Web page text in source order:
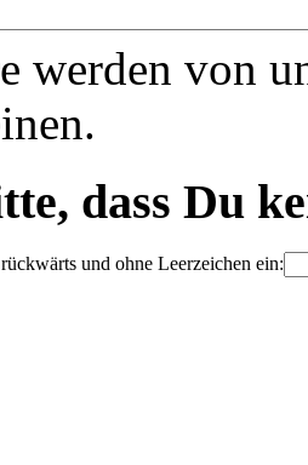
werden von
dass Du
und ohne Leerzeichen ein: